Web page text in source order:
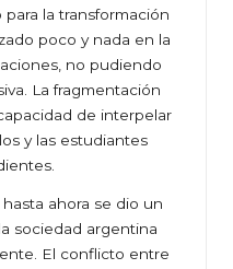
la transformación
poco y nada en la
no pudiendo
La fragmentación
de interpelar
y las estudiantes
ahora se dio un
sociedad argentina
El conflicto entre